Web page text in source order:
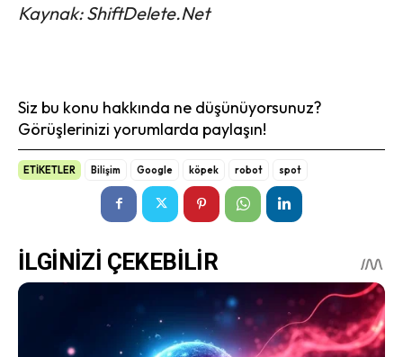
Kaynak: ShiftDelete.Net
Siz bu konu hakkında ne düşünüyorsunuz?
Görüşlerinizi yorumlarda paylaşın!
ETİKETLER Bilişim Google köpek robot spot